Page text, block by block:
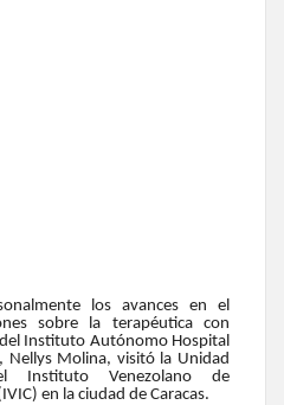
los avances en el
sobre la terapéutica con
Instituto Autónomo Hospital
Nellys Molina, visitó la Unidad
Instituto Venezolano de
en la ciudad de Caracas.